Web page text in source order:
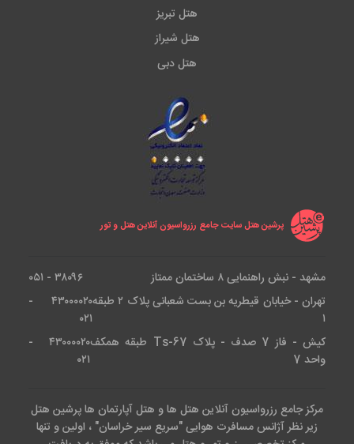
هتل تبریز
هتل شیراز
هتل دبی
پرشین هتل سایت جامع رزرواسیون آنلاین هتل و تور
مشهد - نبش راهنمایی ۸ ساختمان ممتاز
۳۸۰۹۶ - ۰۵۱
تهران - خیابان قیطریه بن بست شعبانی پلاک ۲ طبقه
۱
۴۳۰۰۰۰۲۰ -
۰۲۱
کیش - فاز 7 صدف - پلاک Ts-67 طبقه همکف
واحد 7
۴۳۰۰۰۰۲۰ -
۰۲۱
مرکز جامع رزرواسیون آنلاین هتل ها و هتل آپارتمان ها پرشین هتل
زیر نظر آژانس مسافرت هوایی "سریع سیر خراسان" ، اولین و تنها